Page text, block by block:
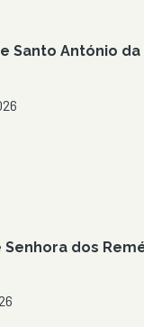
Santo António da
dos